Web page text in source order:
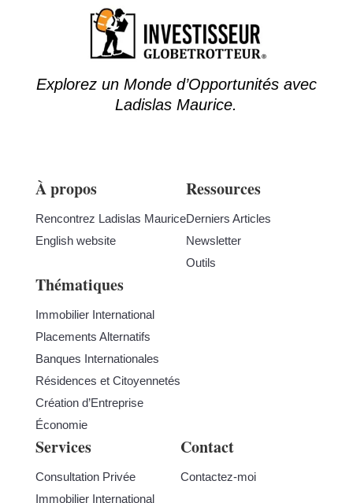
Explorez un Monde d’Opportunités avec
Ladislas Maurice.
À propos
Rencontrez Ladislas Maurice
English website
Ressources
Derniers Articles
Newsletter
Outils
Thématiques
Immobilier International
Placements Alternatifs
Banques Internationales
Résidences et Citoyennetés
Création d’Entreprise
Économie
Services
Consultation Privée
Immobilier International
Contact
Contactez-moi